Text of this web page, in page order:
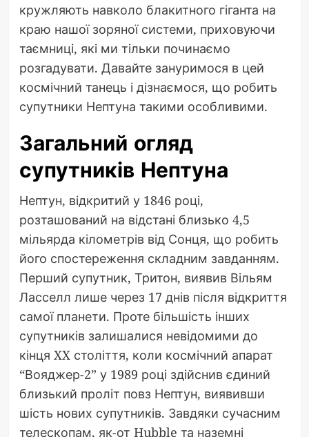
кружляють навколо блакитного гіганта на
краю нашої зоряної системи, приховуючи
таємниці, які ми тільки починаємо
розгадувати. Давайте зануримося в цей
космічний танець і дізнаємося, що робить
супутники Нептуна такими особливими.
Загальний огляд
супутників Нептуна
Нептун, відкритий у 1846 році,
розташований на відстані близько 4,5
мільярда кілометрів від Сонця, що робить
його спостереження складним завданням.
Перший супутник, Тритон, виявив Вільям
Ласселл лише через 17 днів після відкриття
самої планети. Проте більшість інших
супутників залишалися невідомими до
кінця XX століття, коли космічний апарат
“Вояджер-2” у 1989 році здійснив єдиний
близький проліт повз Нептун, виявивши
шість нових супутників. Завдяки сучасним
телескопам, як-от Hubble та наземні